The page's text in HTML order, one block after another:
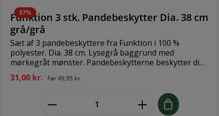
37%
Funktion 3 stk. Pandebeskytter Dia. 38 cm
grå/grå
Sæt af 3 pandebeskyttere fra Funktion i 100 %
polyester. Dia. 38 cm. Lysegrå baggrund med
mørkegråt mønster. Pandebeskytterne beskytter dine
pander og gryder mod ridser ved opbevaring og
stabling.
31,00 kr. Før49,95 kr.